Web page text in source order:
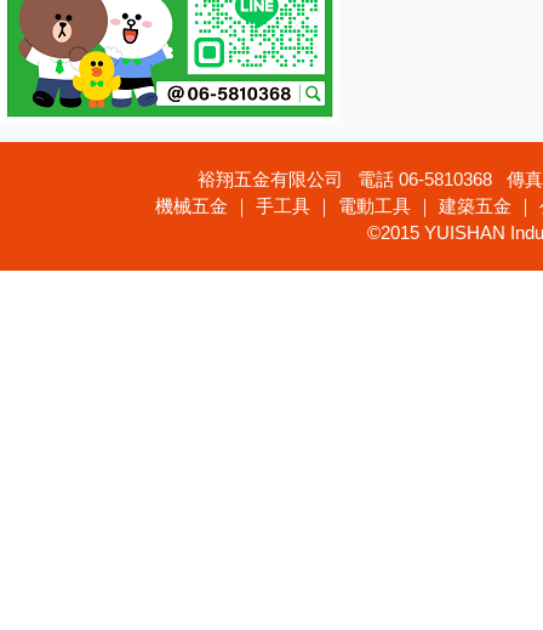
裕翔五金有限公司 電話 06-5810368 傳
機械五金 ｜ 手工具 ｜ 電動工具 ｜ 建築五金
©2015 YUISHAN